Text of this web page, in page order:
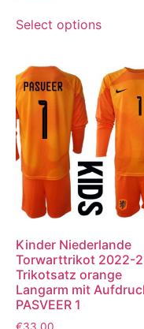
Select options
Kinder Niederlande
Torwarttrikot 2022-
Trikotsatz orange
Langarm mit
PASVEER 1
€33.00